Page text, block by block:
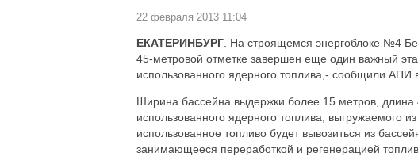
22 февраля 2013 11:04
ЕКАТЕРИНБУРГ . На строящемся энергоблоке №4
45-метровой отметке завершен еще один важный
использованного ядерного топлива,- сообщили АПИ
Ширина бассейна выдержки более 15 метров,
использованного ядерного топлива, выгружаемого
использованное топливо будет вывозиться из
занимающееся переработкой и регенерацией